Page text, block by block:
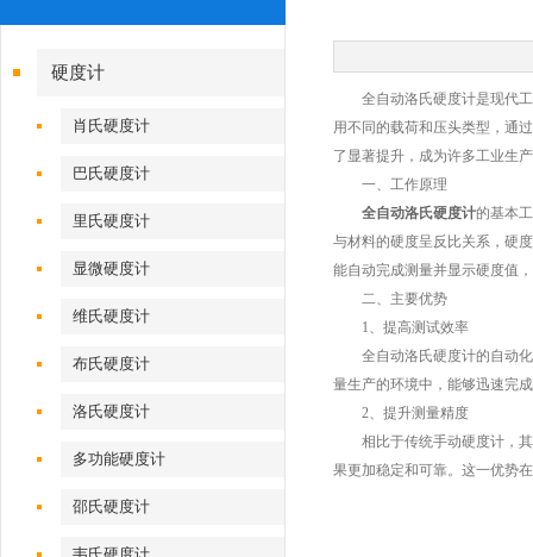
硬度计
肖氏硬度计
巴氏硬度计
里氏硬度计
显微硬度计
维氏硬度计
布氏硬度计
洛氏硬度计
多功能硬度计
邵氏硬度计
全自动洛氏硬度计是现代工
用不同的载荷和压头类型，通
了显著提升，成为许多工业生
一、工作原理
全自动洛氏硬度计的基本
与材料的硬度呈反比关系，硬
能自动完成测量并显示硬度值
二、主要优势
1、提高测试效率
全自动洛氏硬度计的自动化
量生产的环境中，能够迅速完
2、提升测量精度
相比于传统手动硬度计，其
果更加稳定和可靠。这一优势